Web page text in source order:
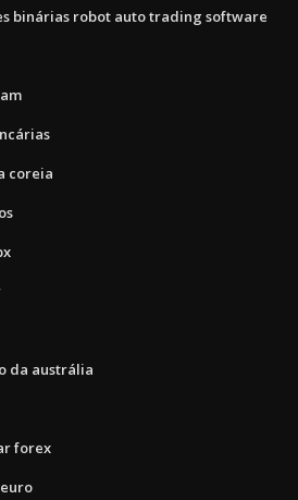
binárias robot auto trading software
coreia
da austrália
forex